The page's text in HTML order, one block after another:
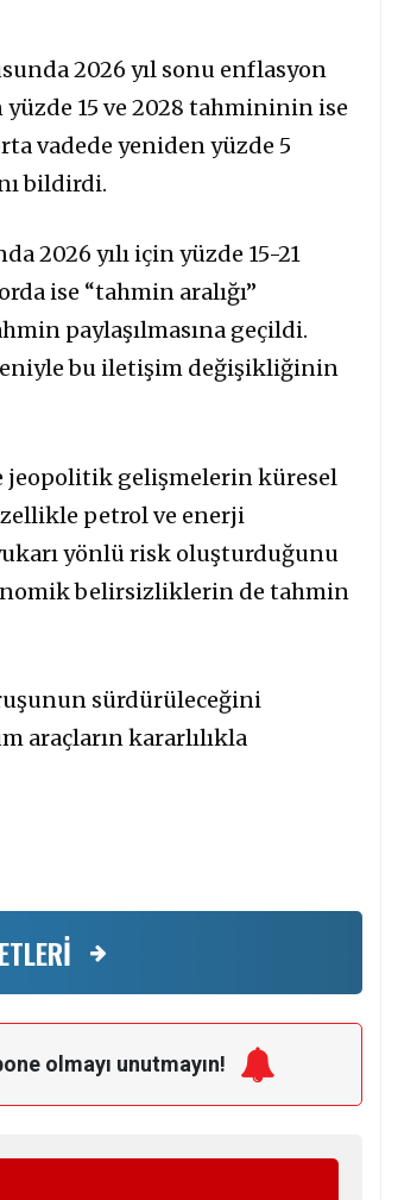
2026 yıl sonu enflasyon
15 ve 2028 tahmininin ise
vadede yeniden yüzde 5
bildirdi.
2026 yılı için yüzde 15-21
ise “tahmin aralığı”
paylaşılmasına geçildi.
bu iletişim değişikliğinin
jeopolitik gelişmelerin küresel
petrol ve enerji
yönlü risk oluşturduğunu
belirsizliklerin de tahmin
sürdürüleceğini
araçların kararlılıkla
olmayı unutmayın!